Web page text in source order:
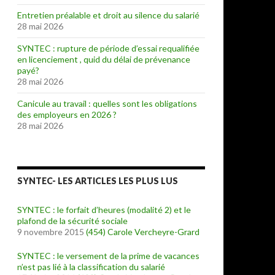
Entretien préalable et droit au silence du salarié
28 mai 2026
SYNTEC : rupture de période d’essai requalifiée
en licenciement , quid du délai de prévenance
payé?
28 mai 2026
Canicule au travail : quelles sont les obligations
des employeurs en 2026 ?
28 mai 2026
SYNTEC- LES ARTICLES LES PLUS LUS
SYNTEC : le forfait d’heures (modalité 2) et le
plafond de la sécurité sociale
9 novembre 2015 (454) Carole Vercheyre-Grard
SYNTEC : le versement de la prime de vacances
n’est pas lié à la classification du salarié